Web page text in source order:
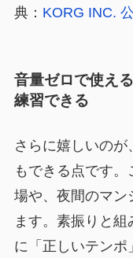
典： KORG INC.
音量ゼロで使え
練習できる
さらに嬉しいの
もできる点です
場や、夜間のマン
ます。素振りと
に「正しいテンポ